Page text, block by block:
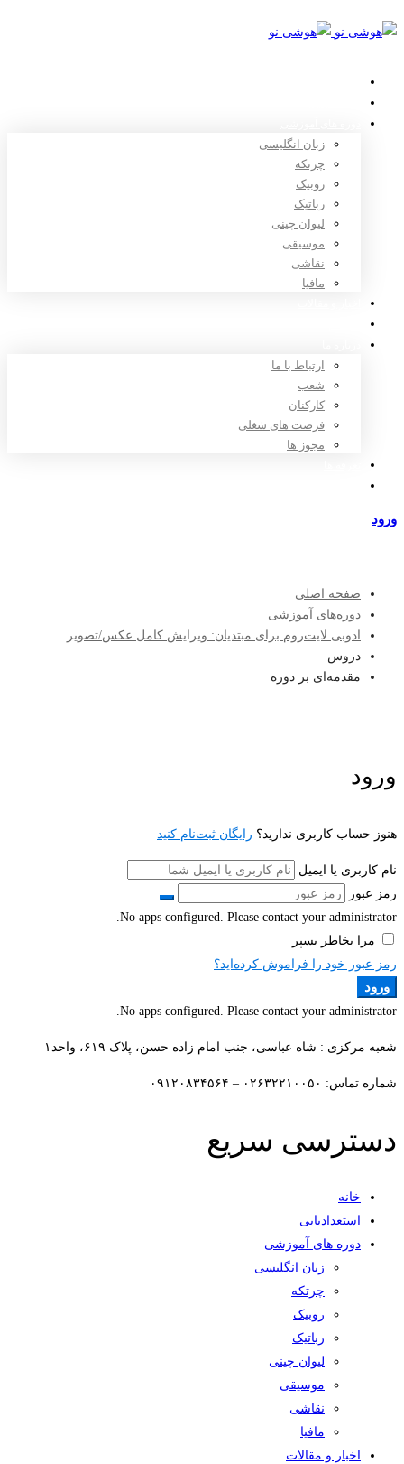
زبان انگلیسی
چرتکه
روبیک
رباتیک
لیوان چینی
موسیقی
نقاشی
مافیا
ارتباط با ما
شعب
کارکنان
فرصت های شغلی
مجوز ها
ورود
صفحه اصلی
دوره‌های آموزشی
ادوبی لایت‌روم برای مبتدیان: ویرایش کامل عکس/تصویر
دروس
مقدمه‌ای بر دوره
ورود
هنوز حساب کاربری ندارید؟ رایگان ثبت‌نام کنید
نام کاربری یا ایمیل
رمز عبور
No apps configured. Please contact your administrator.
مرا بخاطر بسپر
رمز عبور خود را فراموش کرده‌اید؟
ورود
No apps configured. Please contact your administrator.
شعبه مرکزی : شاه عباسی، جنب امام زاده حسن، پلاک ۶۱۹، واحد۱​
شماره تماس: ۰۲۶۳۲۲۱۰۰۵۰ – ۰۹۱۲۰۸۳۴۵۶۴
دسترسی سریع
خانه
استعدادیابی
دوره های آموزشی
زبان انگلیسی
چرتکه
روبیک
رباتیک
لیوان چینی
موسیقی
نقاشی
مافیا
اخبار و مقالات